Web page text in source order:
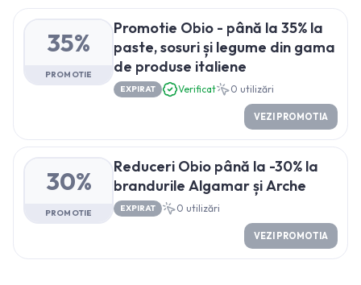
35%
PROMOTIE
Promotie Obio - până la 35% la
paste, sosuri și legume din gama
de produse italiene
EXPIRAT Verificat 0 utilizări
VEZI PROMOTIA
30%
PROMOTIE
Reduceri Obio până la -30% la
brandurile Algamar și Arche
EXPIRAT 0 utilizări
VEZI PROMOTIA